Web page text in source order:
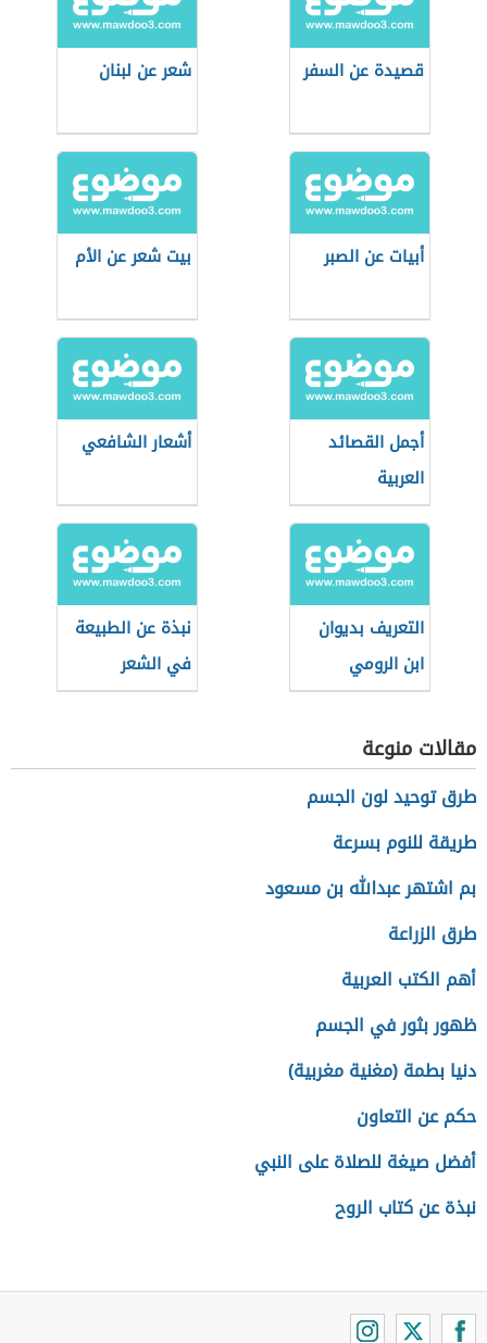
قصيدة عن السفر شعر عن لبنان
أبيات عن الصبر بيت شعر عن الأم
أجمل القصائد
العربية
أشعار الشافعي
التعريف بديوان
ابن الرومي
نبذة عن الطبيعة
في الشعر
الأندلسي
مقالات منوعة
طرق توحيد لون الجسم
طريقة للنوم بسرعة
بم اشتهر عبدالله بن مسعود
طرق الزراعة
أهم الكتب العربية
ظهور بثور في الجسم
دنيا بطمة (مغنية مغربية)
حكم عن التعاون
أفضل صيغة للصلاة على النبي
نبذة عن كتاب الروح